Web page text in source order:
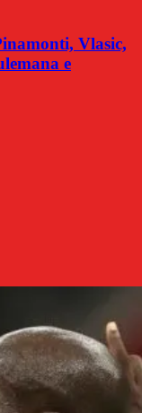
Vlasic,
e